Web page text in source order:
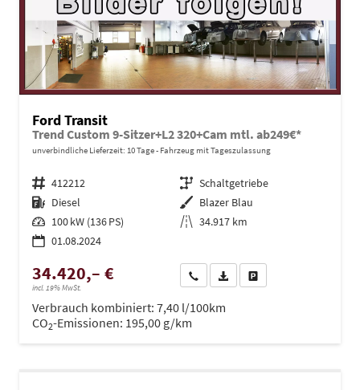
Ford Transit
Trend Custom 9-Sitzer+L2 320+Cam mtl. ab249€*
unverbindliche Lieferzeit: 10 Tage Fahrzeug mit Tageszulassung
Fahrzeugnr. 412212 Getriebe Schaltgetriebe
Kraftstoff Diesel Außenfarbe Blazer Blau
Leistung 100 kW (136 PS) Kilometerstand 34.917 km
01.08.2024
34.420,– €
incl. 19% MwSt.
Wir rufen Sie anPDF-Datei, Fahrzeugexposé
Verbrauch kombiniert: 7,40 l/100km
CO2-Emissionen: 195,00 g/km